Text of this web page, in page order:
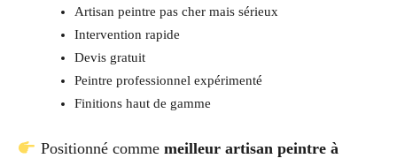
Artisan peintre pas cher mais sérieux
Intervention rapide
Devis gratuit
Peintre professionnel expérimenté
Finitions haut de gamme
Positionné comme meilleur artisan peintre à